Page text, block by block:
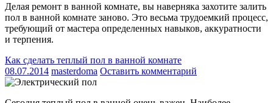
Делая ремонт в ванной комнате, вы наверняка захотите залить
пол в ванной комнате заново. Это весьма трудоемкий процесс,
требующий от мастера определенных навыков, аккуратности
и терпения.
Как сделать теплый пол в ванной комнате
08.07.2014 masterdoma Оставить комментарий